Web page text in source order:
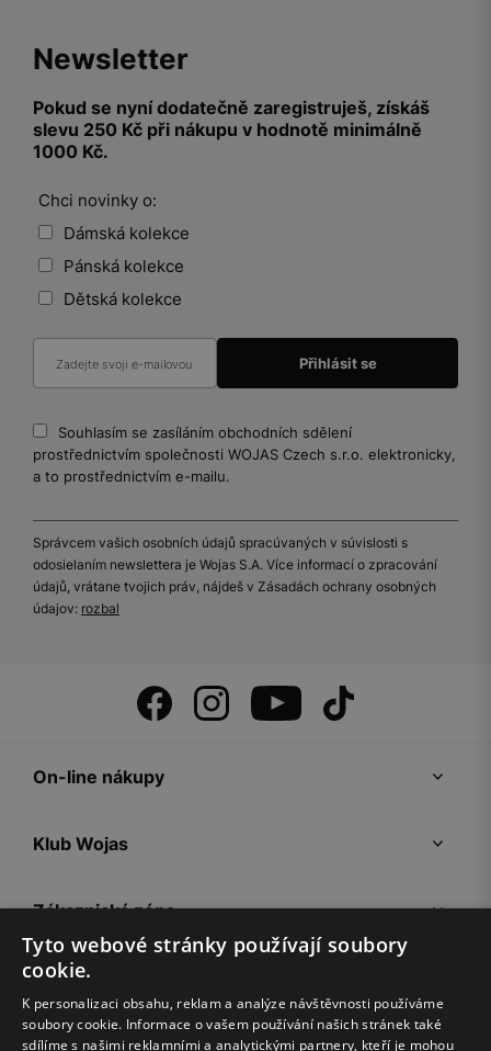
Newsletter
Pokud se nyní dodatečně zaregistruješ, získáš
slevu 250 Kč při nákupu v hodnotě minimálně
1000 Kč.
Chci novinky o:
Dámská kolekce
Pánská kolekce
Dětská kolekce
Souhlasím se zasíláním obchodních sdělení
prostřednictvím společnosti WOJAS Czech s.r.o. elektronicky,
a to prostřednictvím e-mailu.
Správcem vašich osobních údajů spracúvaných v súvislosti s
odosielaním newslettera je Wojas S.A. Více informací o zpracování
údajů, vrátane tvojich práv, nájdeš v Zásadách ochrany osobných
údajov: rozbal
On-line nákupy
Klub Wojas
Zákaznická zóna
Společnost Wojas
Rady
Tyto webové stránky používají soubory
cookie.
K personalizaci obsahu, reklam a analýze návštěvnosti používáme
soubory cookie. Informace o vašem používání našich stránek také
sdílíme s našimi reklamními a analytickými partnery, kteří je mohou